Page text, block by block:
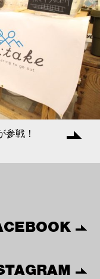
参戦！